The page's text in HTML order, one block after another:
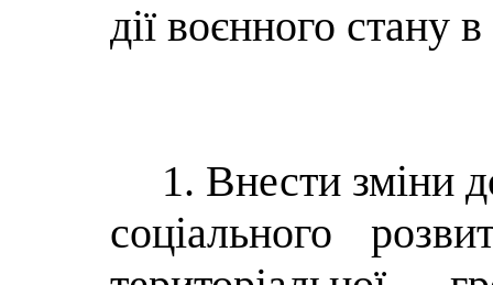
дії воєнного стану
1. Внести зміни
соціального